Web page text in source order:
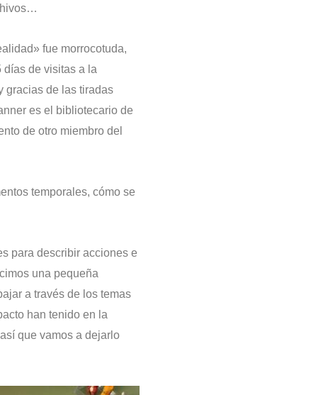
fue morrocotuda,
días de visitas a la
gracias de las tiradas
es el bibliotecario de
de otro miembro del
temporales, cómo se
para describir acciones e
una pequeña
a través de los temas
han tenido en la
que vamos a dejarlo